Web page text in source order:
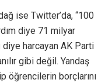
ise Twitter’da, “100
diye 71 milyar
diye harcayan AK Parti
gibi değil. Yandaş
öğrencilerin borçlarını